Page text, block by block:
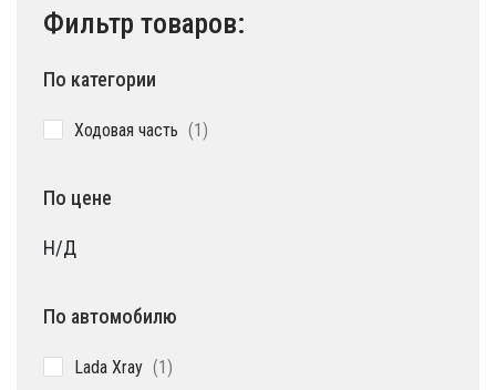
Фильтр товаров:
По категории
Ходовая часть 11
По цене
Н/Д
По автомобилю
Lada Xray 11